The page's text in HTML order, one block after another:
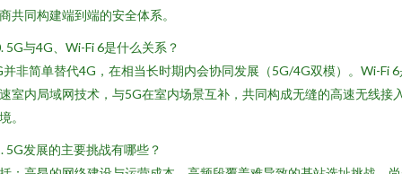
共同构建端到端的安全体系。
5G与4G、Wi-Fi 6是什么关系？
并非简单替代4G，在相当长时期内会协同发展（5G/4G双模）。Wi-Fi 6
室内局域网技术，与5G在室内场景互补，共同构成无缝的高速无线接
。
5G发展的主要挑战有哪些？